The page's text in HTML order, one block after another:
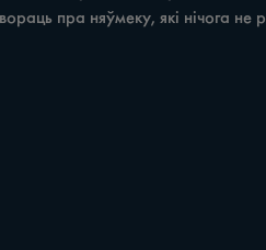
пра няўмеку, які нічога не